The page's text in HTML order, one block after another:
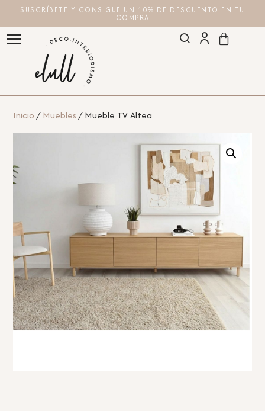
SUSCRÍBETE Y CONSIGUE UN 10% DE DESCUENTO EN TU
COMPRA
Inicio/Muebles/ Mueble TV Altea